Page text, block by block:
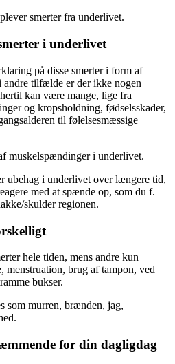
smerter fra underlivet.
i underlivet
på disse smerter i form af
tilfælde er der ikke nogen
kan være mange, lige fra
og kropsholdning, fødselsskader,
til følelsesmæssige
muskelspændinger i underlivet.
ubehag i underlivet over længere tid,
med at spænde op, som du f.
skulder regionen.
hele tiden, mens andre kun
menstruation, brug af tampon, ved
bukser.
som murren, brænden, jag,
for din dagligdag